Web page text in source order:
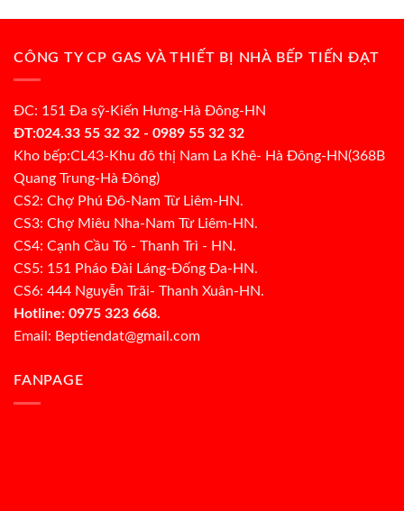
CÔNG TY CP GAS VÀ THIẾT BỊ NHÀ BẾP TIẾN ĐẠT
ĐC: 151 Đa sỹ-Kiến Hưng-Hà Đông-HN
ĐT:024.33 55 32 32 - 0989 55 32 32
Kho bếp:CL43-Khu đô thị Nam La Khê- Hà Đông-HN(368B
Quang Trung-Hà Đông)
CS2: Chợ Phú Đô-Nam Từ Liêm-HN.
CS3: Chợ Miêu Nha-Nam Từ Liêm-HN.
CS4: Cạnh Cầu Tó - Thanh Trì - HN.
CS5: 151 Pháo Đài Láng-Đống Đa-HN.
CS6: 444 Nguyễn Trãi- Thanh Xuân-HN.
Hotline: 0975 323 668.
Email: Beptiendat@gmail.com
FANPAGE